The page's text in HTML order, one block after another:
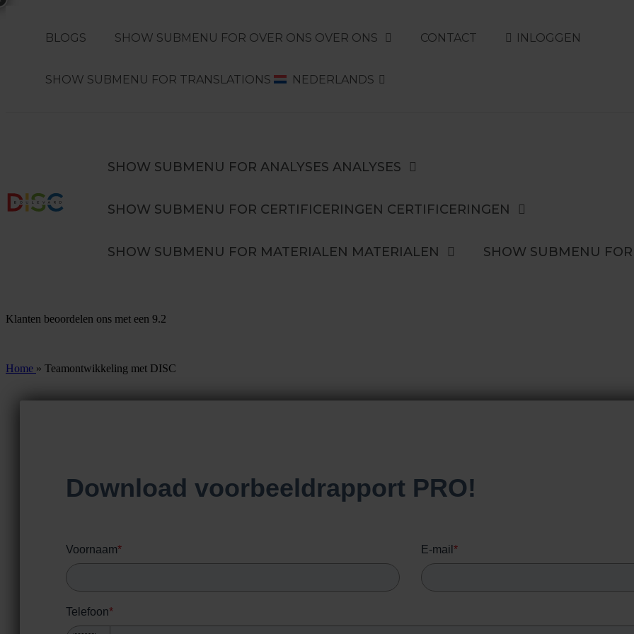
BLOGS SHOW SUBMENU FOR OVER ONS OVER ONS CONTACT INLOGGEN
SHOW SUBMENU FOR TRANSLATIONS NEDERLANDS
SHOW SUBMENU FOR ANALYSES ANALYSES
SHOW SUBMENU FOR CERTIFICERINGEN CERTIFICERINGEN
SHOW SUBMENU FOR MATERIALEN MATERIALEN SHOW SUBMENU
Klanten beoordelen ons met een 9.2
Home » Teamontwikkeling met DISC
Download voorbeeldrapport PRO!
Voornaam* E-mail *
Telefoon*